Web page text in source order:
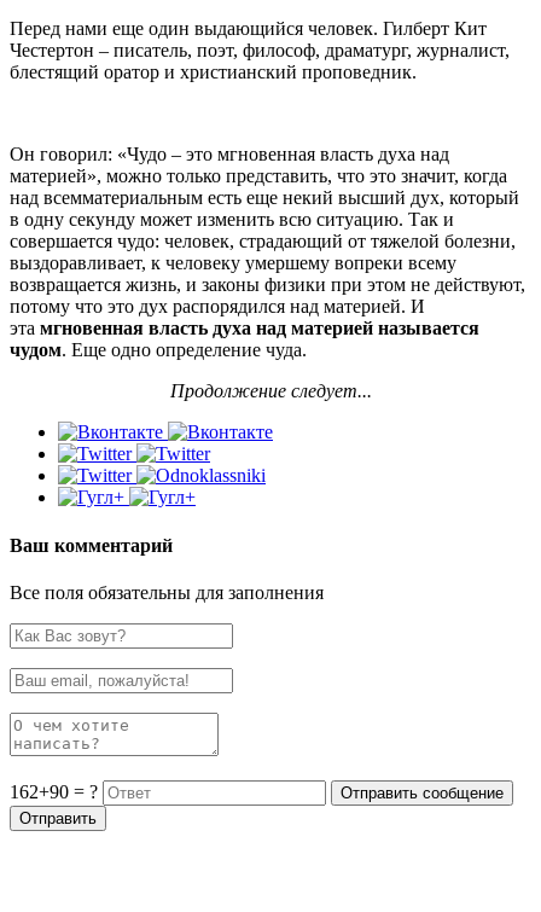
Перед нами еще один выдающийся человек. Гилберт Кит
Честертон – писатель, поэт, философ, драматург, журналист,
блестящий оратор и христианский проповедник.
Он говорил: «Чудо – это мгновенная власть духа над
материей», можно только представить, что это значит, когда
над всемматериальным есть еще некий высший дух, который
в одну секунду может изменить всю ситуацию. Так и
совершается чудо: человек, страдающий от тяжелой болезни,
выздоравливает, к человеку умершему вопреки всему
возвращается жизнь, и законы физики при этом не действуют,
потому что это дух распорядился над материей. И
эта мгновенная власть духа над материей называется
чудом. Еще одно определение чуда.
Продолжение следует...
Ваш комментарий
Все поля обязательны для заполнения
162+90 = ?